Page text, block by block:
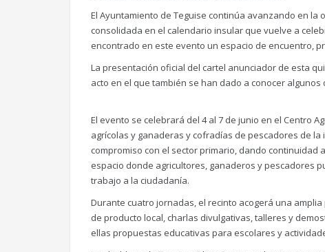
El Ayuntamiento de Teguise continúa avanzando en la
consolidada en el calendario insular que vuelve a
encontrado en este evento un espacio de encuentro,
La presentación oficial del cartel anunciador de esta
acto en el que también se han dado a conocer
El evento se celebrará del 4 al 7 de junio en el Centro
agrícolas y ganaderas y cofradías de pescadores de
compromiso con el sector primario, dando
espacio donde agricultores, ganaderos y pescadores
trabajo a la ciudadanía.
Durante cuatro jornadas, el recinto acogerá una
de producto local, charlas divulgativas, talleres y
ellas propuestas educativas para escolares y